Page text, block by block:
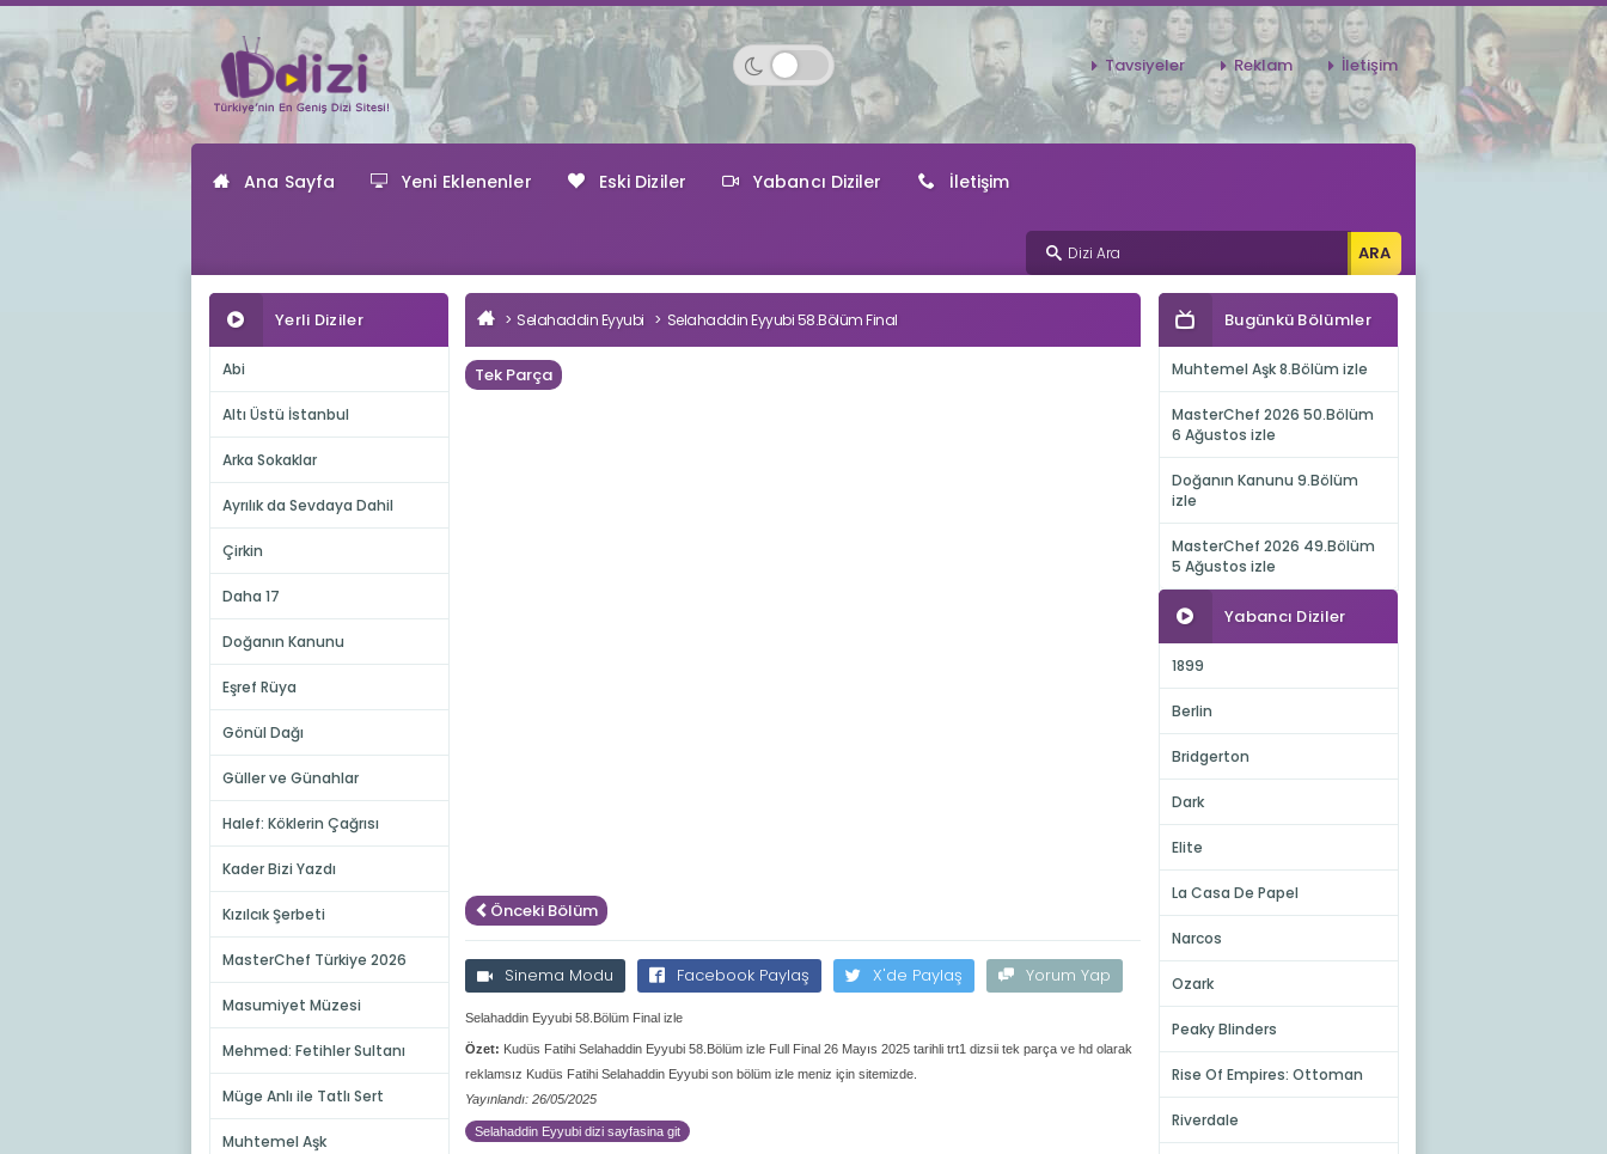
Tavsiyeler Reklam İletişim
Ana Sayfa Yeni Eklenenler Eski Diziler Yabancı Diziler İletişim
Yerli Diziler
Abi
Altı Üstü İstanbul
Arka Sokaklar
Ayrılık da Sevdaya Dahil
Çirkin
Daha 17
Doğanın Kanunu
Eşref Rüya
Gönül Dağı
Güller ve Günahlar
Halef: Köklerin Çağrısı
Kader Bizi Yazdı
Kızılcık Şerbeti
MasterChef Türkiye 2026
Masumiyet Müzesi
Mehmed: Fetihler Sultanı
Müge Anlı ile Tatlı Sert
Muhtemel Aşk
Selahaddin Eyyubi Selahaddin Eyyubi 58.Bölüm Final
Tek Parça
Önceki Bölüm
Sinema Modu Facebook Paylaş X'de Paylaş Yorum Yap
Selahaddin Eyyubi 58.Bölüm Final izle
Özet: Kudüs Fatihi Selahaddin Eyyubi 58.Bölüm izle Full Final 26 Mayıs 2025 tarihli trt1 dizsii tek parça ve hd olarak
reklamsız Kudüs Fatihi Selahaddin Eyyubi son bölüm izle meniz için sitemizde.
Yayınlandı: 26/05/2025
Selahaddin Eyyubi dizi sayfasina git
Bugünkü Bölümler
Muhtemel Aşk 8.Bölüm izle
MasterChef 2026 50.Bölüm
6 Ağustos izle
Doğanın Kanunu 9.Bölüm
izle
MasterChef 2026 49.Bölüm
5 Ağustos izle
Yabancı Diziler
1899
Berlin
Bridgerton
Dark
Elite
La Casa De Papel
Narcos
Ozark
Peaky Blinders
Rise Of Empires: Ottoman
Riverdale